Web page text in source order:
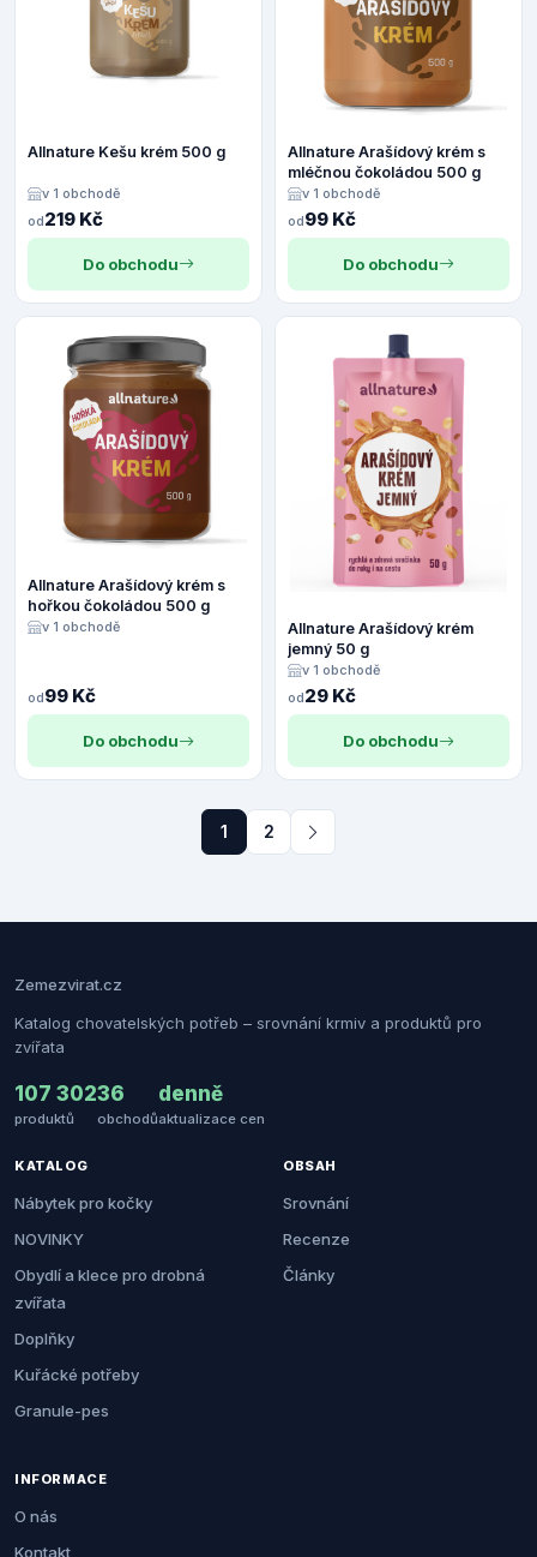
Allnature Kešu krém 500 g
v 1 obchodě
od219 Kč
Do obchodu
Allnature Arašídový krém s
mléčnou čokoládou 500 g
v 1 obchodě
od99 Kč
Do obchodu
Allnature Arašídový krém s
hořkou čokoládou 500 g
v 1 obchodě
od99 Kč
Do obchodu
Allnature Arašídový krém
jemný 50 g
v 1 obchodě
od29 Kč
Do obchodu
1 2
Zemezvirat.cz
Katalog chovatelských potřeb – srovnání krmiv a produktů pro
zvířata
107 302
produktů
36
obchodů
denně
aktualizace cen
KATALOG
Nábytek pro kočky
NOVINKY
Obydlí a klece pro drobná
zvířata
Doplňky
Kuřácké potřeby
Granule-pes
OBSAH
Srovnání
Recenze
Články
INFORMACE
O nás
Kontakt